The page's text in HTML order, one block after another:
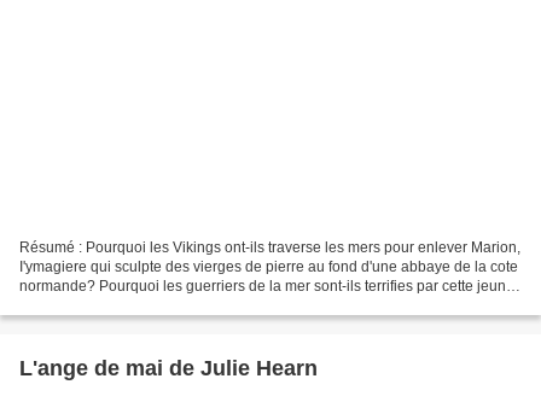
Résumé : Pourquoi les Vikings ont-ils traverse les mers pour enlever Marion,
I'ymagiere qui sculpte des vierges de pierre au fond d'une abbaye de la cote
normande? Pourquoi les guerriers de la mer sont-ils terrifies par cette jeune
L'ange de mai de Julie Hearn